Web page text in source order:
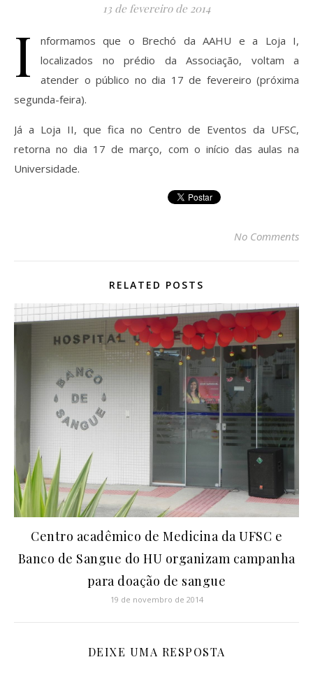
13 de fevereiro de 2014
I
nformamos que o Brechó da AAHU e a Loja I,
localizados no prédio da Associação, voltam a
atender o público no dia 17 de fevereiro (próxima
segunda-feira).
Já a Loja II, que fica no Centro de Eventos da UFSC,
retorna no dia 17 de março, com o início das aulas na
Universidade.
No Comments
RELATED POSTS
Centro acadêmico de Medicina da UFSC e
Banco de Sangue do HU organizam campanha
para doação de sangue
19 de novembro de 2014
DEIXE UMA RESPOSTA